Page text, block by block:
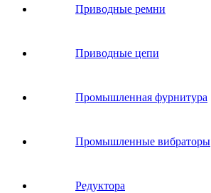
Приводные ремни
Приводные цепи
Промышленная фурнитура
Промышленные вибраторы
Редуктора